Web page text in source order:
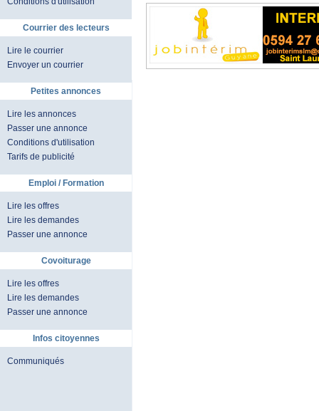
Courrier des lecteurs
Lire le courrier
Envoyer un courrier
Petites annonces
Lire les annonces
Passer une annonce
Conditions d'utilisation
Tarifs de publicité
Emploi / Formation
Lire les offres
Lire les demandes
Passer une annonce
Covoiturage
Lire les offres
Lire les demandes
Passer une annonce
Infos citoyennes
Communiqués